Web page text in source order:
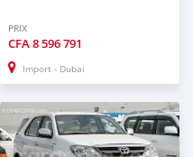
PRIX
CFA8 596 791
Import - Dubai